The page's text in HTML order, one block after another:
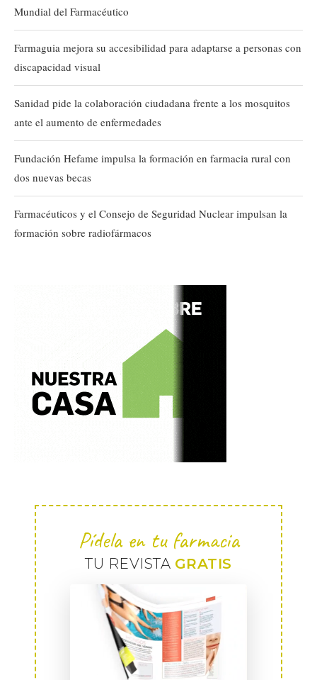
Mundial del Farmacéutico
Farmaguia mejora su accesibilidad para adaptarse a personas con
discapacidad visual
Sanidad pide la colaboración ciudadana frente a los mosquitos
ante el aumento de enfermedades
Fundación Hefame impulsa la formación en farmacia rural con
dos nuevas becas
Farmacéuticos y el Consejo de Seguridad Nuclear impulsan la
formación sobre radiofármacos
Pídela en tu farmacia
TU REVISTA GRATIS